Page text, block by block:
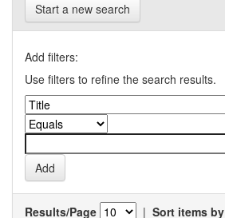
Start a new search
Add filters:
Use filters to refine the search results.
Results/Page | Sort items by